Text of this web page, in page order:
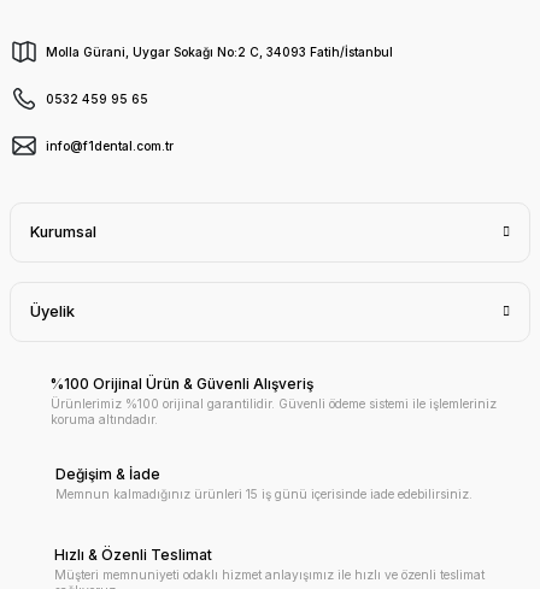
Molla Gürani, Uygar Sokağı No:2 C, 34093 Fatih/İstanbul
0532 459 95 65
info@f1dental.com.tr
Kurumsal
Üyelik
%100 Orijinal Ürün & Güvenli Alışveriş
Ürünlerimiz %100 orijinal garantilidir. Güvenli ödeme sistemi ile işlemleriniz
koruma altındadır.
Değişim & İade
Memnun kalmadığınız ürünleri 15 iş günü içerisinde iade edebilirsiniz.
Hızlı & Özenli Teslimat
Müşteri memnuniyeti odaklı hizmet anlayışımız ile hızlı ve özenli teslimat